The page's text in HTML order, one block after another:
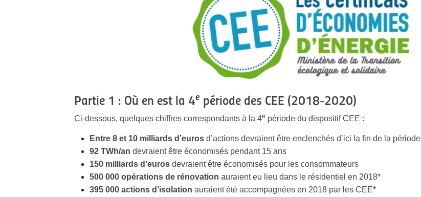
Partie 1 : Où en est la 4e période des CEE (2018-2020)
Ci-dessous, quelques chiffres correspondants à la 4e période du dispositif CEE :
Entre 8 et 10 milliards d’euros d’actions devraient être enclenchés d’ici la fin de la période
92 TWh/an devraient être économisés pendant 15 ans
150 milliards d’euros devraient être économisés pour les consommateurs
500 000 opérations de rénovation auraient eu lieu dans le résidentiel en 2018*
395 000 actions d’isolation auraient été accompagnées en 2018 par les CEE*